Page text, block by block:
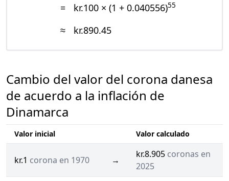
= kr.100 × (1 + 0.040556)55
≈ kr.890.45
Cambio del valor del corona danesa
de acuerdo a la inflación de
Dinamarca
Valor inicial Valor calculado
kr.1 corona en 1970 →
kr.8.905 coronas en
2025